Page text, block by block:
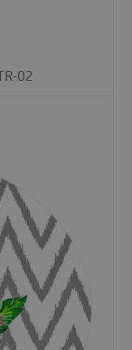
02